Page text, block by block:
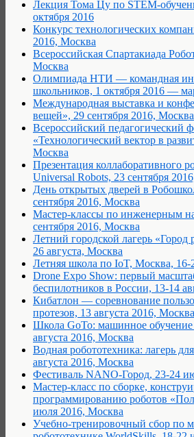
Лекция Тома Цу по STEM-
октября 2016
Конкурс технологических
2016, Москва
Всероссийская Спартакиада
Москва
Олимпиада НТИ — командная
школьников, 1 октября 2016 —
Международная выставка и
вещей», 29 сентября 2016, Москва
Всероссийский педагогический
«Технологический вектор в
Москва
Презентация коллаборативного
Universal Robots, 23 сентября
День открытых дверей в
сентября 2016, Москва
Мастер-классы по инженерным
сентября 2016, Москва
Летний городской лагерь «Город
26 августа, Москва
Летняя школа по IoT, Москва, 16-
Drone Expo Show: первый
беспилотников в России, 13-14
Кибатлон — соревнование
протезов, 13 августа 2016, Москва
Школа GoTo: машинное
августа 2016, Москва
Водная робототехника: лагерь
августа 2016, Москва
Фестиваль NANO-Город, 23-24
Мастер-класс по сборке,
программированию роботов
июля 2016, Москва
Учебно-тренировочный сбор по